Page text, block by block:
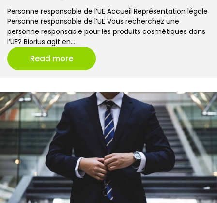
Personne responsable de l’UE Accueil Représentation légale
Personne responsable de l’UE Vous recherchez une
personne responsable pour les produits cosmétiques dans
l’UE? Biorius agit en…
Read more